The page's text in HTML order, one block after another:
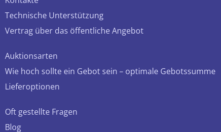
Technische Unterstützung
Vertrag über das öffentliche Angebot
Auktionsarten
Wie hoch sollte ein Gebot sein – optimale Gebotssumme
Lieferoptionen
Oft gestellte Fragen
Blog